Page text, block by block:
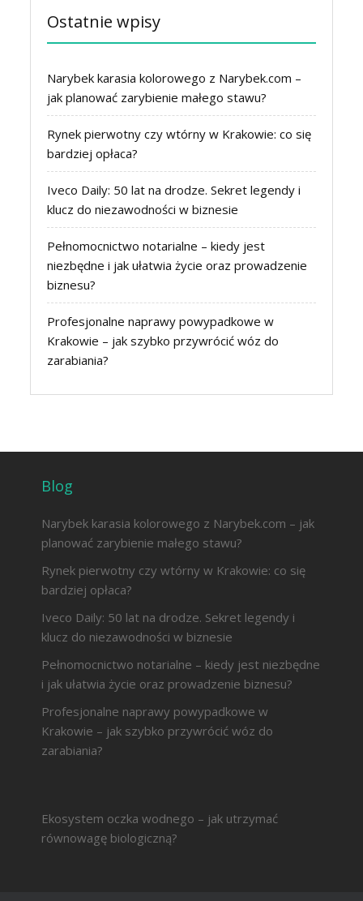
Ostatnie wpisy
Narybek karasia kolorowego z Narybek.com –
jak planować zarybienie małego stawu?
Rynek pierwotny czy wtórny w Krakowie: co się
bardziej opłaca?
Iveco Daily: 50 lat na drodze. Sekret legendy i
klucz do niezawodności w biznesie
Pełnomocnictwo notarialne – kiedy jest
niezbędne i jak ułatwia życie oraz prowadzenie
biznesu?
Profesjonalne naprawy powypadkowe w
Krakowie – jak szybko przywrócić wóz do
zarabiania?
Blog
Narybek karasia kolorowego z Narybek.com – jak
planować zarybienie małego stawu?
Rynek pierwotny czy wtórny w Krakowie: co się
bardziej opłaca?
Iveco Daily: 50 lat na drodze. Sekret legendy i
klucz do niezawodności w biznesie
Pełnomocnictwo notarialne – kiedy jest niezbędne
i jak ułatwia życie oraz prowadzenie biznesu?
Profesjonalne naprawy powypadkowe w
Krakowie – jak szybko przywrócić wóz do
zarabiania?
Ekosystem oczka wodnego – jak utrzymać
równowagę biologiczną?